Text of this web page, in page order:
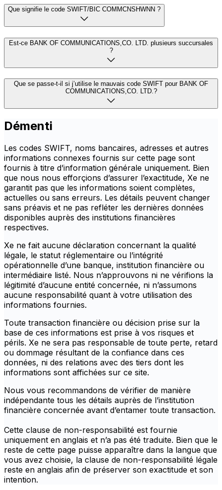
Que signifie le code SWIFT/BIC COMMCNSHWNN ?
Est-ce BANK OF COMMUNICATIONS,CO. LTD. plusieurs succursales
?
Que se passe-t-il si j’utilise le mauvais code SWIFT pour BANK OF
COMMUNICATIONS,CO. LTD.?
Démenti
Les codes SWIFT, noms bancaires, adresses et autres
informations connexes fournis sur cette page sont
fournis à titre d’information générale uniquement. Bien
que nous nous efforçions d’assurer l’exactitude, Xe ne
garantit pas que les informations soient complètes,
actuelles ou sans erreurs. Les détails peuvent changer
sans préavis et ne pas refléter les dernières données
disponibles auprès des institutions financières
respectives.
Xe ne fait aucune déclaration concernant la qualité
légale, le statut réglementaire ou l’intégrité
opérationnelle d’une banque, institution financière ou
intermédiaire listé. Nous n’approuvons ni ne vérifions la
légitimité d’aucune entité concernée, ni n’assumons
aucune responsabilité quant à votre utilisation des
informations fournies.
Toute transaction financière ou décision prise sur la
base de ces informations est prise à vos risques et
périls. Xe ne sera pas responsable de toute perte, retard
ou dommage résultant de la confiance dans ces
données, ni des relations avec des tiers dont les
informations sont affichées sur ce site.
Nous vous recommandons de vérifier de manière
indépendante tous les détails auprès de l’institution
financière concernée avant d’entamer toute transaction.
Cette clause de non-responsabilité est fournie
uniquement en anglais et n’a pas été traduite. Bien que le
reste de cette page puisse apparaître dans la langue que
vous avez choisie, la clause de non-responsabilité légale
reste en anglais afin de préserver son exactitude et son
intention.